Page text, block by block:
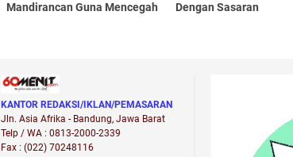
Mandirancan Guna Mencegah
Dengan Sasaran
KANTOR REDAKSI/IKLAN/PEMASARAN
Jln. Asia Afrika - Bandung, Jawa Barat
Telp / WA : 0813-2000-2339
Fax : (022) 70248116